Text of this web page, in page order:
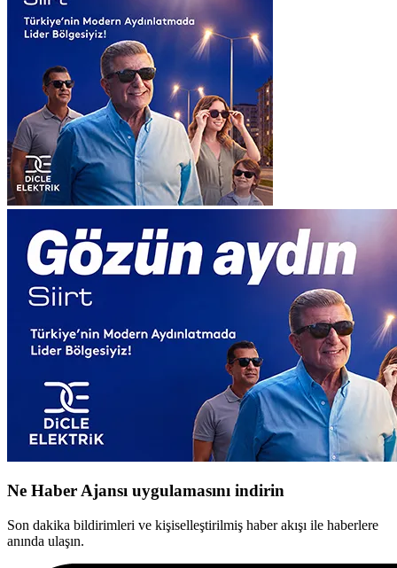
Ne Haber Ajansı uygulamasını indirin
Son dakika bildirimleri ve kişiselleştirilmiş haber akışı ile haberlere
anında ulaşın.